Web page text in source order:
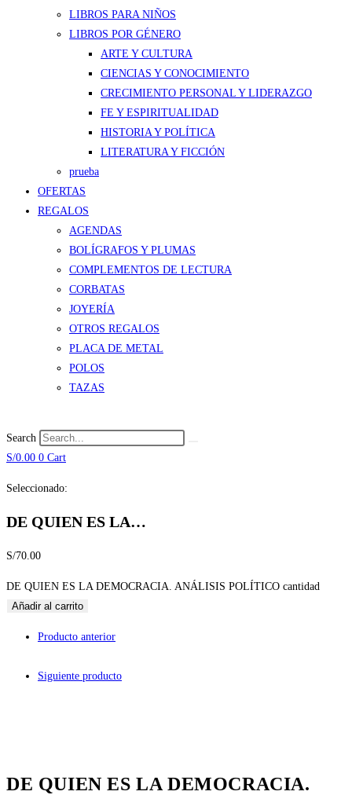
LIBROS PARA NIÑOS
LIBROS POR GÉNERO
ARTE Y CULTURA
CIENCIAS Y CONOCIMIENTO
CRECIMIENTO PERSONAL Y LIDERAZGO
FE Y ESPIRITUALIDAD
HISTORIA Y POLÍTICA
LITERATURA Y FICCIÓN
prueba
OFERTAS
REGALOS
AGENDAS
BOLÍGRAFOS Y PLUMAS
COMPLEMENTOS DE LECTURA
CORBATAS
JOYERÍA
OTROS REGALOS
PLACA DE METAL
POLOS
TAZAS
Search
S/0.00 0 Cart
Seleccionado:
DE QUIEN ES LA…
S/70.00
DE QUIEN ES LA DEMOCRACIA. ANÁLISIS POLÍTICO cantidad
Añadir al carrito
Producto anterior
Siguiente producto
DE QUIEN ES LA DEMOCRACIA.